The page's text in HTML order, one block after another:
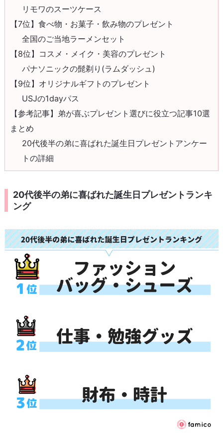
リモワのスーツケース
【7位】食べ物・お菓子・飲み物のプレゼント
全国のご当地ラーメンセット
【8位】コスメ・メイク・美容のプレゼント
パナソニックの髭剃り(ラムダッシュ)
【9位】オリジナルギフトのプレゼント
USJの1dayパス
【参考記事】弟が喜ぶプレゼント選びに役立つ記事10選
まとめ
20代後半の弟に喜ばれた誕生日プレゼントアンケー
トの詳細
20代後半の弟に喜ばれた誕生日プレゼントランキ
ング